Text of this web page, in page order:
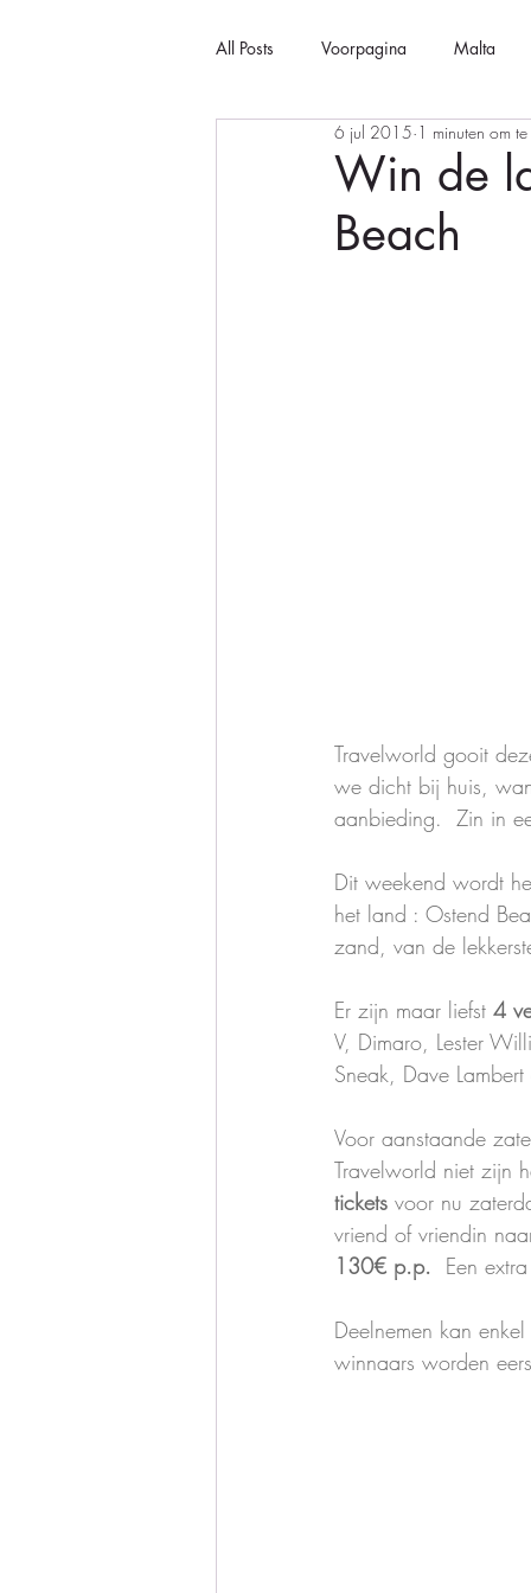
All Posts Voorpagina Malta
Win de
Beach
6 jul 2015 1 minuten om
Travelworld gooit
we dicht bij huis,
aanbieding.  Zin in
Dit weekend wordt
het land : Ostend
zand, van de
Er zijn maar liefst 4
V, Dimaro, Lester
Sneak, Dave Lambert
Voor aanstaande
Travelworld niet zijn
tickets voor nu
vriend of vriendin
130€ p.p.
Een
Deelnemen kan
winnaars worden